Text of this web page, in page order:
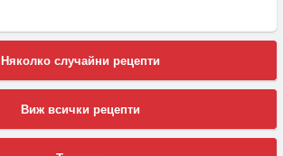
Няколко случайни рецепти
Виж всички рецепти